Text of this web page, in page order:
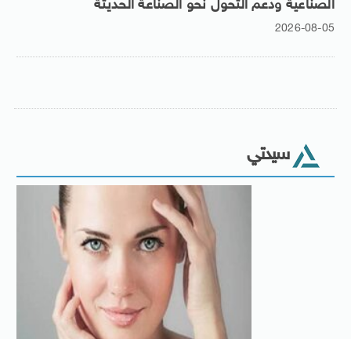
الصناعية ودعم التحول نحو الصناعة الحديثة
2026-08-05
سيدتي